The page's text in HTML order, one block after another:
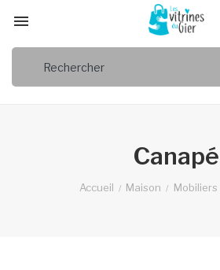

Canapé
Accueil Maison Mobiliers